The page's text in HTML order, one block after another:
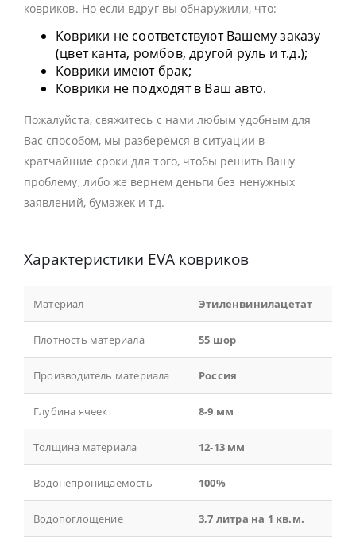
ковриков. Но если вдруг вы обнаружили, что:
Коврики не соответствуют Вашему заказу
(цвет канта, ромбов, другой руль и т.д.);
Коврики имеют брак;
Коврики не подходят в Ваш авто.
Пожалуйста, свяжитесь с нами любым удобным для
Вас способом, мы разберемся в ситуации в
кратчайшие сроки для того, чтобы решить Вашу
проблему, либо же вернем деньги без ненужных
заявлений, бумажек и тд.
Характеристики EVA ковриков
Материал Этиленвинилацетат
Плотность материала 55 шор
Производитель материала Россия
Глубина ячеек 8-9 мм
Толщина материала 12-13 мм
Водонепроницаемость 100%
Водопоглощение 3,7 литра на 1 кв.м.